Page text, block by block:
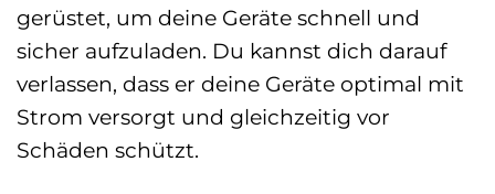
gerüstet, um deine Geräte schnell und
sicher aufzuladen. Du kannst dich darauf
verlassen, dass er deine Geräte optimal mit
Strom versorgt und gleichzeitig vor
Schäden schützt.